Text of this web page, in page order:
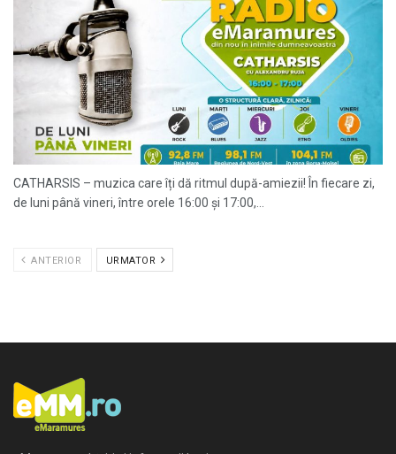
CATHARSIS – muzica care îți dă ritmul după-amiezii! În fiecare zi,
de luni până vineri, între orele 16:00 și 17:00,...
ANTERIOR URMATOR